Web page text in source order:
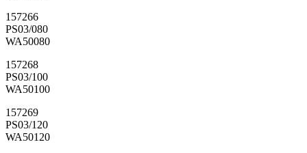
157266
PS03/080
WA50080
157268
PS03/100
WA50100
157269
PS03/120
WA50120